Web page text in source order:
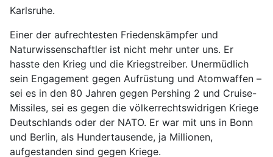
Karlsruhe.
Einer der aufrechtesten Friedenskämpfer und
Naturwissenschaftler ist nicht mehr unter uns. Er
hasste den Krieg und die Kriegstreiber. Unermüdlich
sein Engagement gegen Aufrüstung und Atomwaffen –
sei es in den 80 Jahren gegen Pershing 2 und Cruise-
Missiles, sei es gegen die völkerrechtswidrigen Kriege
Deutschlands oder der NATO. Er war mit uns in Bonn
und Berlin, als Hundertausende, ja Millionen,
aufgestanden sind gegen Kriege.